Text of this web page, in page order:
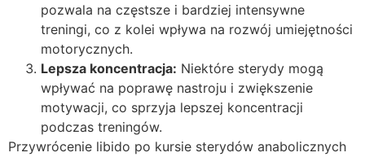
pozwala na częstsze i bardziej intensywne
treningi, co z kolei wpływa na rozwój umiejętności
motorycznych.
Lepsza koncentracja: Niektóre sterydy mogą
wpływać na poprawę nastroju i zwiększenie
motywacji, co sprzyja lepszej koncentracji
podczas treningów.
Przywrócenie libido po kursie sterydów anabolicznych